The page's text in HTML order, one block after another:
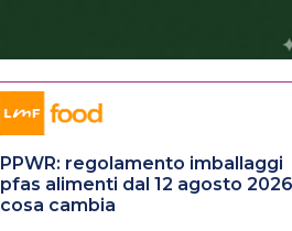
PPWR: regolamento imballaggi
pfas alimenti dal 12 agosto 2026
cosa cambia